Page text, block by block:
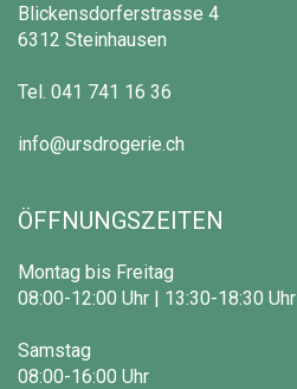
Blickensdorferstrasse 4
6312 Steinhausen
Tel. 041 741 16 36
info@ursdrogerie.ch
ÖFFNUNGSZEITEN
Montag bis Freitag
08:00-12:00 Uhr | 13:30-18:30 Uhr
Samstag
08:00-16:00 Uhr